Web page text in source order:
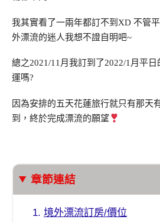
我其實看了一兩年都訂不到XD 不管
外漂流的迷人我想不證自明吧~
總之2021/11月我訂到了2022/1月平
運嗎?
因為安排的五天花蓮旅行就只有那天
到，終於完成漂流的願望
章節連結
境外漂流訂房/價位